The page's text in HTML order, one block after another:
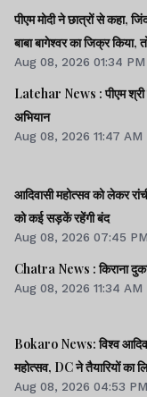
पीएम मोदी ने छात्रों से कहा,
बाबा बागेश्वर का जिक्र किया,
Aug 08, 2026 01:34 PM
Latehar News : पीएम श्री
अभियान
Aug 08, 2026 11:47 AM
आदिवासी महोत्सव को लेकर
को कई सड़कें रहेंगी बंद
Aug 08, 2026 07:45 PM
Chatra News : किराना
Aug 08, 2026 11:34 AM
Bokaro News: विश्व
महोत्सव, DC ने तैयारियों का
Aug 08, 2026 04:53 PM